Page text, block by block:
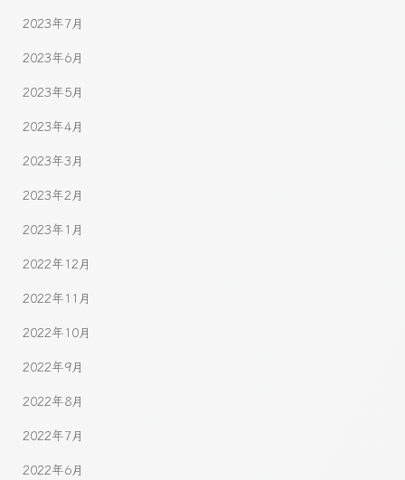
2023年7月
2023年6月
2023年5月
2023年4月
2023年3月
2023年2月
2023年1月
2022年12月
2022年11月
2022年10月
2022年9月
2022年8月
2022年7月
2022年6月